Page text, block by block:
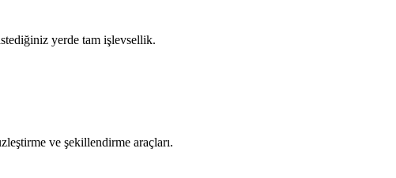
yerde tam işlevsellik.
ve şekillendirme araçları.